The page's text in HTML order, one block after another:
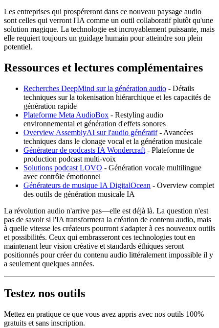
Les entreprises qui prospéreront dans ce nouveau paysage audio
sont celles qui verront l'IA comme un outil collaboratif plutôt qu'une
solution magique. La technologie est incroyablement puissante, mais
elle requiert toujours un guidage humain pour atteindre son plein
potentiel.
Ressources et lectures complémentaires
Recherches DeepMind sur la génération audio - Détails
techniques sur la tokenisation hiérarchique et les capacités de
génération rapide
Plateforme Meta AudioBox - Restyling audio
environnemental et génération d'effets sonores
Overview AssemblyAI sur l'audio génératif- Avancées
techniques dans le clonage vocal et la génération musicale
Générateur de podcasts IA Wondercraft - Plateforme de
production podcast multi-voix
Solutions podcast LOVO - Génération vocale multilingue
avec contrôle émotionnel
Générateurs de musique IA DigitalOcean - Overview complet
des outils de génération musicale IA
La révolution audio n'arrive pas—elle est déjà là. La question n'est
pas de savoir si l'IA transformera la création de contenu audio, mais
à quelle vitesse les créateurs pourront s'adapter à ces nouveaux outils
et possibilités. Ceux qui embrasseront ces technologies tout en
maintenant leur vision créative et standards éthiques seront
positionnés pour créer du contenu audio littéralement impossible il y
a seulement quelques années.
Testez nos outils
Mettez en pratique ce que vous avez appris avec nos outils 100%
gratuits et sans inscription.